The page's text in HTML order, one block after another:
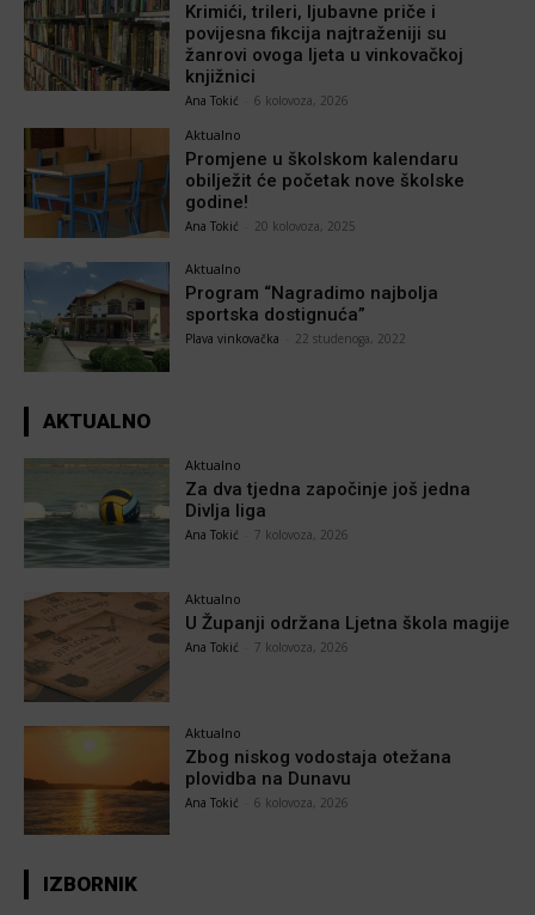
Krimići, trileri, ljubavne priče i
povijesna fikcija najtraženiji su
žanrovi ovoga ljeta u vinkovačkoj
knjižnici
Ana Tokić 6 kolovoza, 2026
Aktualno
Promjene u školskom kalendaru
obilježit će početak nove školske
godine!
Ana Tokić 20 kolovoza, 2025
Aktualno
Program “Nagradimo najbolja
sportska dostignuća”
Plava vinkovačka 22 studenoga, 2022
AKTUALNO
Aktualno
Za dva tjedna započinje još jedna
Divlja liga
Ana Tokić 7 kolovoza, 2026
Aktualno
U Županji održana Ljetna škola magije
Ana Tokić 7 kolovoza, 2026
Aktualno
Zbog niskog vodostaja otežana
plovidba na Dunavu
Ana Tokić 6 kolovoza, 2026
IZBORNIK